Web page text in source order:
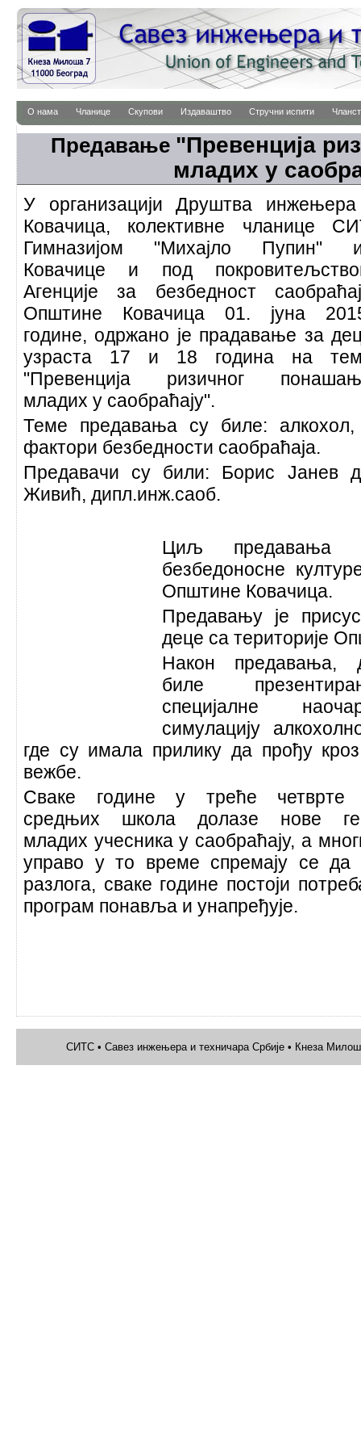
О нама Чланице Скупови Издаваштво Стручни испити
Предавање "Превенција
младих у
У организацији Друштва
Ковачица, колективне
Гимназијом "Михајло Пупин"
Ковачице и под
Агенције за безбедност
Општине Ковачица 01. јуна
године, одржано је прадавање за
узраста 17 и 18 година на
"Превенција ризичног
младих у саобраћају".
Теме предавања су биле:
фактори безбедности саобраћаја.
Предавачи су били: Борис Јанев
Живић, дипл.инж.саоб.
Циљ предавања
безбедоносне
Општине Ковачица.
Предавању је
деце са територије
Након предавања,
биле
специјалне
симулацију
где су имала прилику да прођу
вежбе.
Сваке године у треће четврте
средњих школа долазе нове
младих учесника у саобраћају, а
управо у то време спремају се да
разлога, сваке године постоји
програм понавља и унапређује.
СИТС • Савез инжењера и техничара Србије • Кнеза